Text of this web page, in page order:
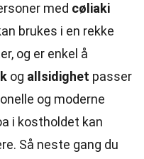
med cøliaki
brukes i en rekke
og er enkel å
og allsidighet passer
og moderne
i kostholdet kan
Så neste gang du